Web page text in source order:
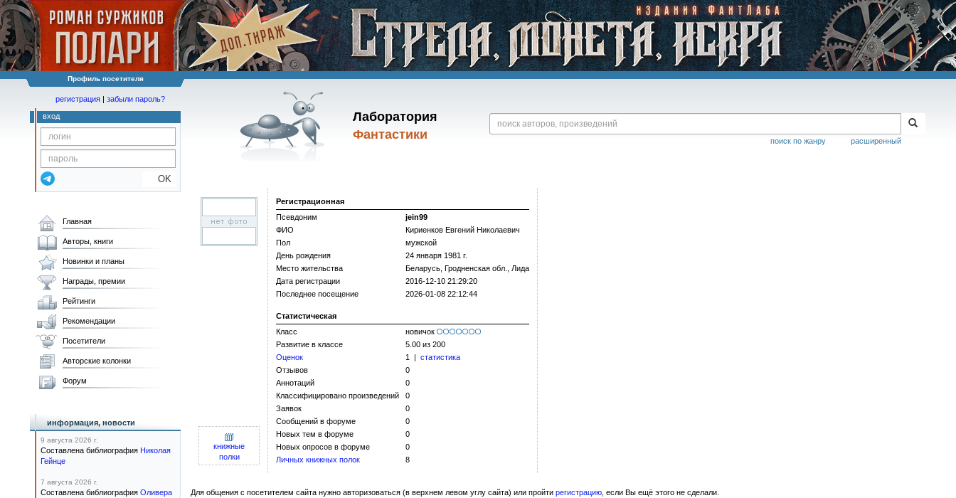
Профиль посетителя
Лаборатория
Фантастики
расширенный
поиск по жанру
регистрация | забыли пароль?
вход
OK
Регистрационная
Псевдоним
jein99
ФИО
Кириенков Евгений Николаевич
Пол
мужской
День рождения
24 января 1981 г.
Место жительства
Беларусь, Гродненская обл., Лида
Дата регистрации
2016-12-10 21:29:20
Последнее посещение
2026-01-08 22:12:44
Статистическая
Класс
новичок
Развитие в классе
5.00 из 200
Оценок
1 | статистика
Отзывов
0
Аннотаций
0
Классифицировано произведений
0
Заявок
0
Сообщений в форуме
0
Новых тем в форуме
0
Новых опросов в форуме
0
Личных книжных полок
8
книжные
полки
Для общения с посетителем сайта нужно авторизоваться (в верхнем левом углу сайта) или пройти регистрацию , если Вы ещё этого не сделали.
Главная
Авторы, книги
Новинки и планы
Награды, премии
Рейтинги
Рекомендации
Посетители
Авторские колонки
Форум
информация, новости
9 августа 2026 г.
Составлена библиография Николая
Гейнце
7 августа 2026 г.
Составлена библиография Оливера